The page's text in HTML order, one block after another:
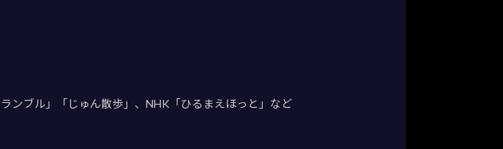
ンブル」「じゅん散歩」、NHK「ひるまえほっと」など